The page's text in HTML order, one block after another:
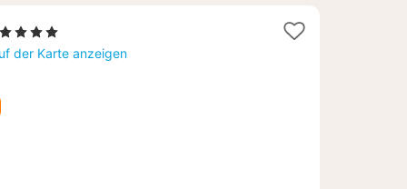
4 Sterne
der Karte anzeigen